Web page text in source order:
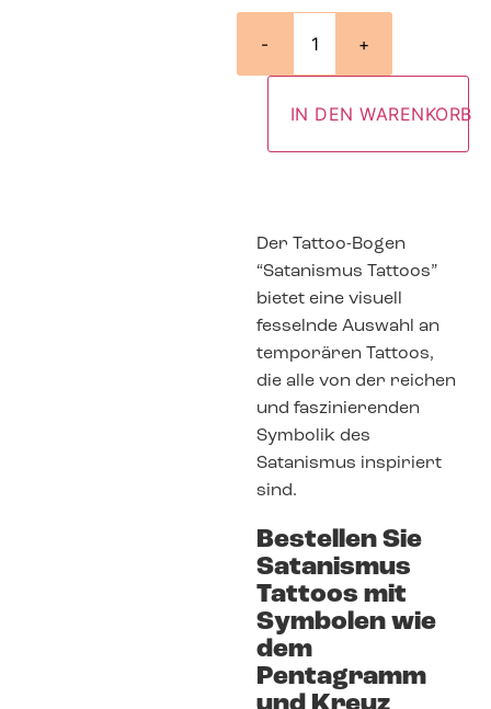
- +
IN DEN WARENKORB
Der Tattoo-Bogen
“Satanismus Tattoos”
bietet eine visuell
fesselnde Auswahl an
temporären Tattoos,
die alle von der reichen
und faszinierenden
Symbolik des
Satanismus inspiriert
sind.
Bestellen Sie
Satanismus
Tattoos mit
Symbolen wie
dem
Pentagramm